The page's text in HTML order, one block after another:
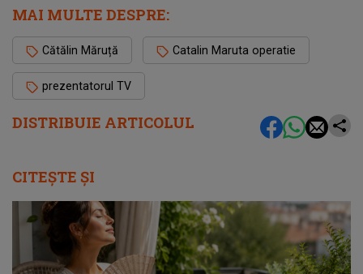
DISTRIBUIE ARTICOLUL
MAI MULTE DESPRE:
Cătălin Măruță Catalin Maruta operatie
prezentatorul TV
CITEȘTE ȘI